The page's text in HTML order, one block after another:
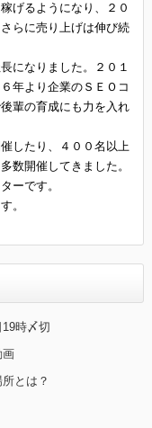
げるようになり、２０
らに売り上げは伸び続
になりました。２０１
年より企業のＳＥＯコ
輩の育成にも力を入れ
したり、４００名以上
数開催してきました。
ーです。
。
時〆切
画
とは？